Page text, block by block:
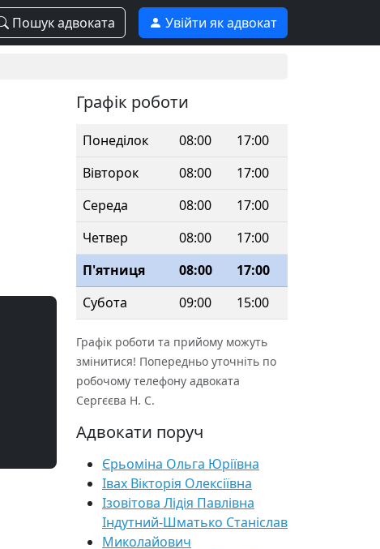
Пошук адвоката Увійти як адвокат
Графік роботи
Понеділок 08:00
17:00
Вівторок
08:00
17:00
Середа
08:00
17:00
Четвер
08:00
17:00
П'ятниця
08:00
17:00
Субота
09:00 15:00
Графік роботи та прийому можуть
змінитися! Попередньо уточніть по
робочому телефону адвоката
Сергєєва Н. С.
Адвокати поруч
Єрьоміна Ольга Юріївна
Івах Вікторія Олексіївна
Ізовітова Лідія Павлівна
Індутний-Шматько Станіслав
Миколайович